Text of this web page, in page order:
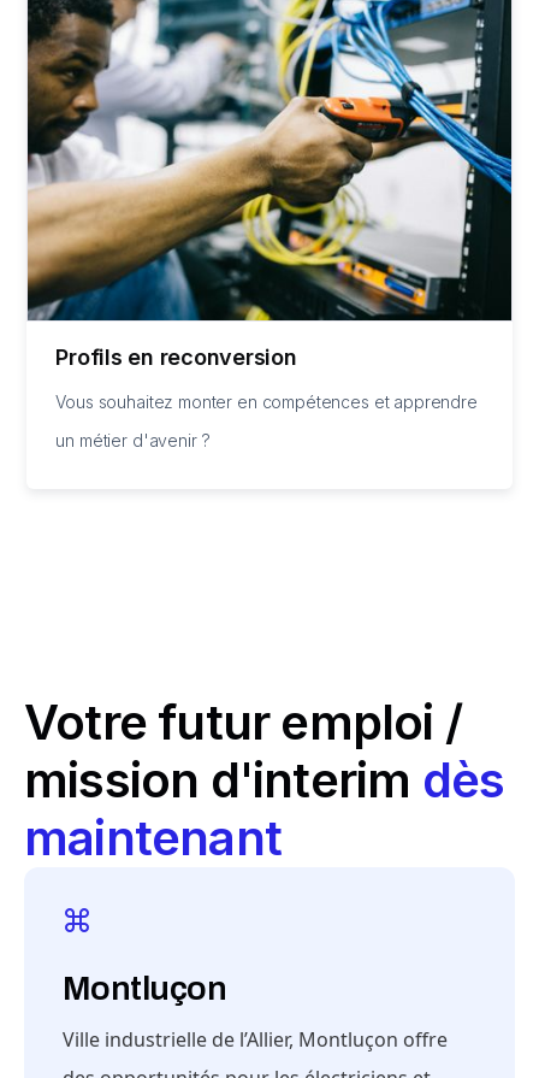
Profils en reconversion
Vous souhaitez monter en compétences et apprendre
un métier d'avenir ?
Votre futur emploi /
mission d'interim dès
maintenant
Montluçon
Ville industrielle de l’Allier, Montluçon offre